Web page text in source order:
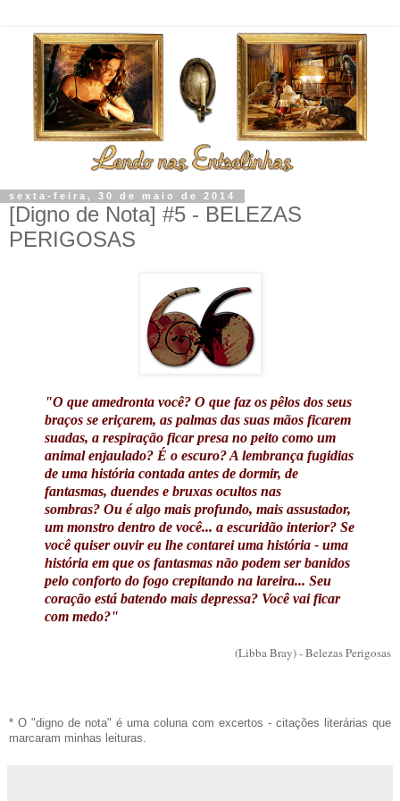
sexta-feira, 30 de maio de 2014
[Digno de Nota] #5 - BELEZAS
PERIGOSAS
"O que amedronta você? O que faz os pêlos dos seus
braços se eriçarem, as palmas das suas mãos ficarem
suadas, a respiração ficar presa no peito como um
animal enjaulado? É o escuro? A lembrança fugidias
de uma história contada antes de dormir, de
fantasmas, duendes e bruxas ocultos nas
sombras? Ou é algo mais profundo, mais assustador,
um monstro dentro de você... a escuridão interior? Se
você quiser ouvir eu lhe contarei uma história - uma
história em que os fantasmas não podem ser banidos
pelo conforto do fogo crepitando na lareira... Seu
coração está batendo mais depressa? Você vai ficar
com medo?"
(Libba Bray) - Belezas Perigosas
* O "digno de nota" é uma coluna com excertos - citações literárias que
marcaram minhas leituras.